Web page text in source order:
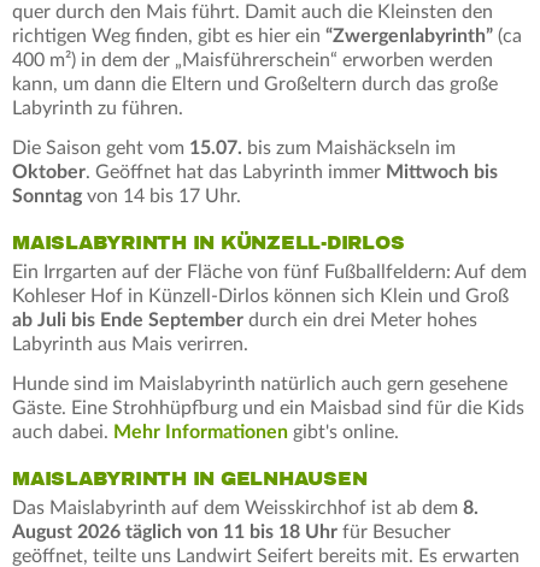
quer durch den Mais führt. Damit auch die Kleinsten den
richtigen Weg finden, gibt es hier ein “Zwergenlabyrinth” (ca
400 m²) in dem der „Maisführerschein“ erworben werden
kann, um dann die Eltern und Großeltern durch das große
Labyrinth zu führen.
Die Saison geht vom 15.07. bis zum Maishäckseln im
Oktober. Geöffnet hat das Labyrinth immer Mittwoch bis
Sonntag von 14 bis 17 Uhr.
MAISLABYRINTH IN KÜNZELL-DIRLOS
Ein Irrgarten auf der Fläche von fünf Fußballfeldern: Auf dem
Kohleser Hof in Künzell-Dirlos können sich Klein und Groß
ab Juli bis Ende September durch ein drei Meter hohes
Labyrinth aus Mais verirren.
Hunde sind im Maislabyrinth natürlich auch gern gesehene
Gäste. Eine Strohhüpfburg und ein Maisbad sind für die Kids
auch dabei. Mehr Informationen gibt's online.
MAISLABYRINTH IN GELNHAUSEN
Das Maislabyrinth auf dem Weisskirchhof ist ab dem 8.
August 2026 täglich von 11 bis 18 Uhr für Besucher
geöffnet, teilte uns Landwirt Seifert bereits mit. Es erwarten